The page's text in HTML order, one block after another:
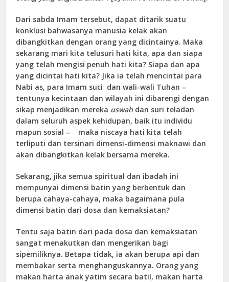
Dari sabda Imam tersebut, dapat ditarik suatu
konklusi bahwasanya manusia kelak akan
dibangkitkan dengan orang yang dicintainya. Maka
sekarang mari kita telusuri hati kita, apa dan siapa
yang telah mengisi penuh hati kita? Siapa dan apa
yang dicintai hati kita? Jika ia telah mencintai para
Nabi as, para Imam suci dan wali-wali Tuhan –
tentunya kecintaan dan wilayah ini dibarengi dengan
sikap menjadikan mereka uswah dan suri teladan
dalam seluruh aspek kehidupan, baik itu individu
mapun sosial – maka niscaya hati kita telah
terliputi dan tersinari dimensi-dimensi maknawi dan
akan dibangkitkan kelak bersama mereka.
Sekarang, jika semua spiritual dan ibadah ini
mempunyai dimensi batin yang berbentuk dan
berupa cahaya-cahaya, maka bagaimana pula
dimensi batin dari dosa dan kemaksiatan?
Tentu saja batin dari pada dosa dan kemaksiatan
sangat menakutkan dan mengerikan bagi
sipemiliknya. Betapa tidak, ia akan berupa api dan
membakar serta menghanguskannya. Orang yang
makan harta anak yatim secara batil, makan harta